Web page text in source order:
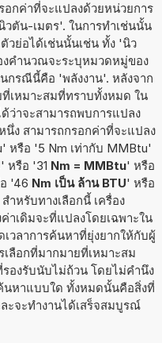
อกค่าที่จะแปลงด้วยหน่วยการ
วตัน-เมตร'. ในการทำเช่นนั้น
วย่อได้เช่นนั้นเช่น ทั้ง 'นิว
คำนวณจะระบุหมวดหมู่ของ
กรณีนี้คือ 'พลังงาน'. หลังจาก
เหมาะสมที่ทราบทั้งหมด ใน
ว่าจะสามารถพบการแปลง
ง สามารถกรอกค่าที่จะแปลง
หรือ '5 Nm เท่ากับ MMBtu'
' หรือ '31 Nm = MMBtu' หรือ
'46 Nm เป็น ล้าน BTU' หรือ
ำหรับทางเลือกนี้ เครื่อง
เดิมจะที่แปลงโดยเฉพาะใน
วลาการค้นหาที่ยุ่งยากให้กับผู้
ลือกที่มากมายที่เหมาะสม
องรับนับไม่ถ้วน โดยไม่คำนึง
นหาแบบใด ทั้งหมดนั้นคือสิ่งที่
ะจะทำงานได้เสร็จสมบูรณ์